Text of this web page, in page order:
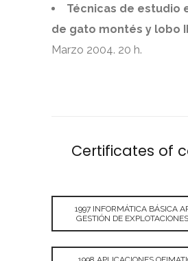
Técnicas de estudio
de gato montés y lobo
Marzo 2004. 20 h.
Certificates of
1997 INFORMÁTICA BÁSICA
GESTIÓN DE